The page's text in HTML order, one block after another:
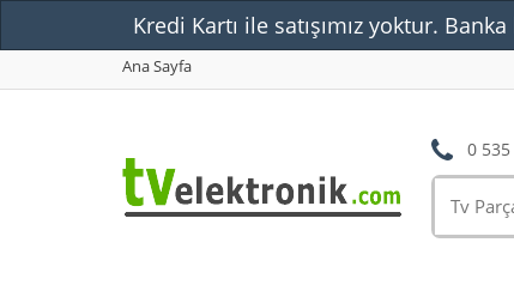
Ana Sayfa
0
Kredi Kartı ile satışımız yoktur.